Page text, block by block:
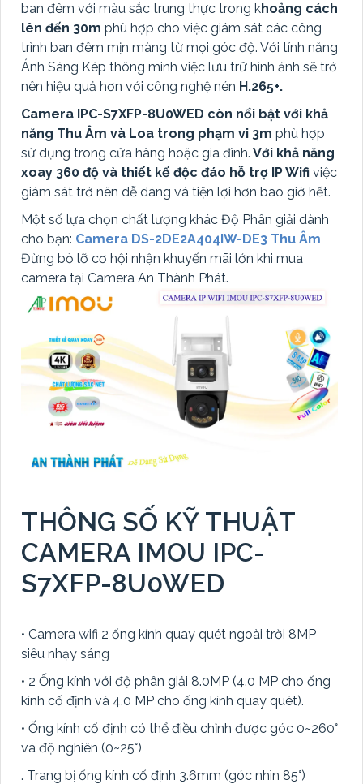
ban đêm với màu sắc trung thực trong khoảng cách
lên đến 30m phù hợp cho việc giám sát các công
trình ban đêm mịn màng từ mọi góc độ. Với tính năng
Ánh Sáng Kép thông minh việc lưu trữ hình ảnh sẽ trở
nên hiệu quả hơn với công nghệ nén H.265+.
Camera IPC-S7XFP-8U0WED còn nổi bật với khả
năng Thu Âm và Loa trong phạm vi 3m phù hợp
sử dụng trong cửa hàng hoặc gia đình. Với khả năng
xoay 360 độ và thiết kế độc đáo hỗ trợ IP Wifi việc
giám sát trở nên dễ dàng và tiện lợi hơn bao giờ hết.
Một số lựa chọn chất lượng khác Độ Phân giải dành
cho bạn: Camera DS-2DE2A404IW-DE3 Thu Âm
Đừng bỏ lỡ cơ hội nhận khuyến mãi lớn khi mua
camera tại Camera An Thành Phát.
THÔNG SỐ KỸ THUẬT
CAMERA IMOU IPC-
S7XFP-8U0WED
• Camera wifi 2 ống kính quay quét ngoài trời 8MP
siêu nhạy sáng
• 2 Ống kính với độ phân giải 8.0MP (4.0 MP cho ống
kính cố định và 4.0 MP cho ống kính quay quét).
• Ống kính cố định có thể điều chỉnh được góc 0~260°
và độ nghiên (0~25°)
. Trang bị ống kính cố định 3.6mm (góc nhìn 85°)